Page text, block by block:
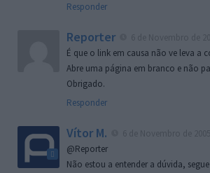
Responder
Reporter
É que o link em causa não ve leva a
Abre uma página em branco e não
Obrigado.
Responder
Vítor M.
@Reporter
Não estou a entender a dúvida,